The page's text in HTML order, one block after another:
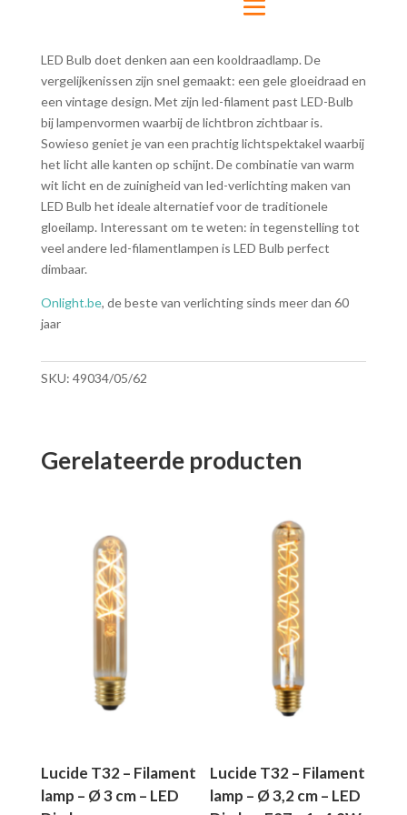
LED Bulb doet denken aan een kooldraadlamp. De
vergelijkenissen zijn snel gemaakt: een gele gloeidraad en
een vintage design. Met zijn led-filament past LED-Bulb
bij lampenvormen waarbij de lichtbron zichtbaar is.
Sowieso geniet je van een prachtig lichtspektakel waarbij
het licht alle kanten op schijnt. De combinatie van warm
wit licht en de zuinigheid van led-verlichting maken van
LED Bulb het ideale alternatief voor de traditionele
gloeilamp. Interessant om te weten: in tegenstelling tot
veel andere led-filamentlampen is LED Bulb perfect
dimbaar.
Onlight.be, de beste van verlichting sinds meer dan 60
jaar
SKU: 49034/05/62
Gerelateerde producten
Lucide T32 – Filament
lamp – Ø 3 cm – LED
Lucide T32 – Filament
lamp – Ø 3,2 cm – LED